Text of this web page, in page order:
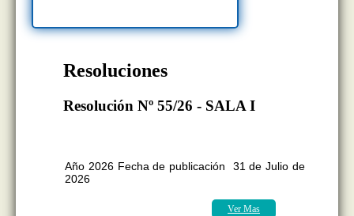
Resoluciones
Resolución Nº 55/26 - SALA I
Año 2026 Fecha de publicación 31 de Julio de
2026
Ver Mas